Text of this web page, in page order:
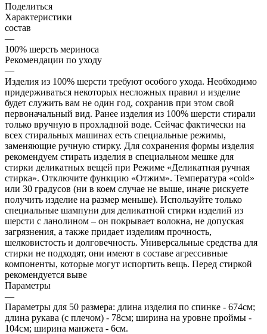
Поделиться
Характеристики
состав
—
100% шерсть мериноcа
Рекомендации по уходу
—
Изделия из 100% шерсти требуют особого ухода. Необходимо
придерживаться некоторых несложных правил и изделие
будет служить вам не один год, сохранив при этом свой
первоначальный вид. Ранее изделия из 100% шерсти стирали
только вручную в прохладной воде. Сейчас фактически на
всех стиральных машинах есть специальные режимы,
заменяющие ручную стирку. Для сохранения формы изделия
рекомендуем стирать изделия в специальном мешке для
стирки деликатных вещей при Режиме «Деликатная ручная
стирка». Отключите функцию «Отжим». Температура «cold»
или 30 градусов (ни в коем случае не выше, иначе рискуете
получить изделие на размер меньше). Используйте только
специальные шампуни для деликатной стирки изделий из
шерсти с ланолином – он покрывает волокна, не допуская
загрязнения, а также придает изделиям прочность,
шелковистость и долговечность. Универсальные средства для
стирки не подходят, они имеют в составе агрессивные
компоненты, которые могут испортить вещь. Перед стиркой
рекомендуется выве
Параметры
—
Параметры для 50 размера: длина изделия по спинке - 674см;
длина рукава (с плечом) - 78см; ширина на уровне проймы -
104см; ширина манжета - 6см.